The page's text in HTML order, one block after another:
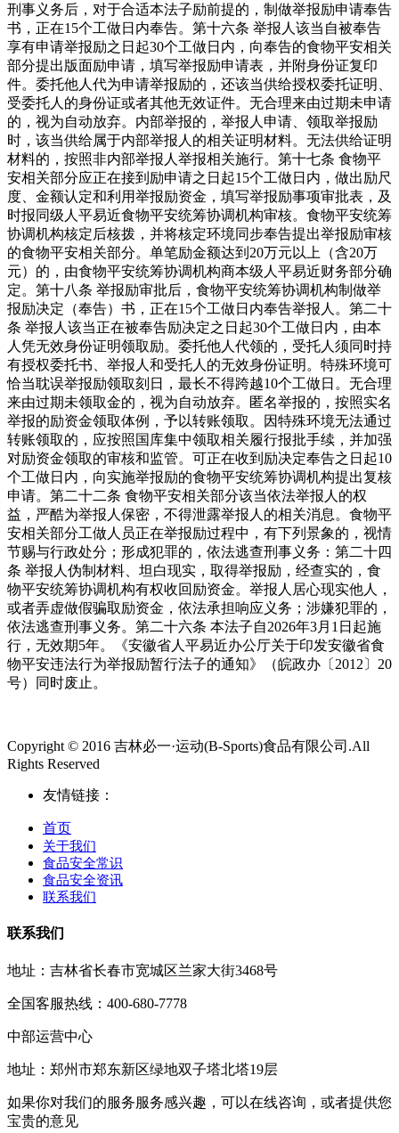
刑事义务后，对于合适本法子励前提的，制做举报励申请奉告
书，正在15个工做日内奉告。第十六条 举报人该当自被奉告
享有申请举报励之日起30个工做日内，向奉告的食物平安相关
部分提出版面励申请，填写举报励申请表，并附身份证复印
件。委托他人代为申请举报励的，还该当供给授权委托证明、
受委托人的身份证或者其他无效证件。无合理来由过期未申请
的，视为自动放弃。内部举报的，举报人申请、领取举报励
时，该当供给属于内部举报人的相关证明材料。无法供给证明
材料的，按照非内部举报人举报相关施行。第十七条 食物平
安相关部分应正在接到励申请之日起15个工做日内，做出励尺
度、金额认定和利用举报励资金，填写举报励事项审批表，及
时报同级人平易近食物平安统筹协调机构审核。食物平安统筹
协调机构核定后核拨，并将核定环境同步奉告提出举报励审核
的食物平安相关部分。单笔励金额达到20万元以上（含20万
元）的，由食物平安统筹协调机构商本级人平易近财务部分确
定。第十八条 举报励审批后，食物平安统筹协调机构制做举
报励决定（奉告）书，正在15个工做日内奉告举报人。第二十
条 举报人该当正在被奉告励决定之日起30个工做日内，由本
人凭无效身份证明领取励。委托他人代领的，受托人须同时持
有授权委托书、举报人和受托人的无效身份证明。特殊环境可
恰当耽误举报励领取刻日，最长不得跨越10个工做日。无合理
来由过期未领取金的，视为自动放弃。匿名举报的，按照实名
举报的励资金领取体例，予以转账领取。因特殊环境无法通过
转账领取的，应按照国库集中领取相关履行报批手续，并加强
对励资金领取的审核和监管。可正在收到励决定奉告之日起10
个工做日内，向实施举报励的食物平安统筹协调机构提出复核
申请。第二十二条 食物平安相关部分该当依法举报人的权
益，严酷为举报人保密，不得泄露举报人的相关消息。食物平
安相关部分工做人员正在举报励过程中，有下列景象的，视情
节赐与行政处分；形成犯罪的，依法逃查刑事义务：第二十四
条 举报人伪制材料、坦白现实，取得举报励，经查实的，食
物平安统筹协调机构有权收回励资金。举报人居心现实他人，
或者弄虚做假骗取励资金，依法承担响应义务；涉嫌犯罪的，
依法逃查刑事义务。第二十六条 本法子自2026年3月1日起施
行，无效期5年。《安徽省人平易近办公厅关于印发安徽省食
物平安违法行为举报励暂行法子的通知》（皖政办〔2012〕20
号）同时废止。
Copyright © 2016 吉林必一·运动(B-Sports)食品有限公司.All
Rights Reserved
友情链接：
首页
关于我们
食品安全常识
食品安全资讯
联系我们
联系我们
地址：吉林省长春市宽城区兰家大街3468号
全国客服热线：400-680-7778
中部运营中心
地址：郑州市郑东新区绿地双子塔北塔19层
如果你对我们的服务服务感兴趣，可以在线咨询，或者提供您
宝贵的意见